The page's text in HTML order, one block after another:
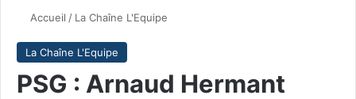
Accueil / La Chaîne L'Equipe
La Chaîne L'Equipe
PSG : Arnaud Hermant